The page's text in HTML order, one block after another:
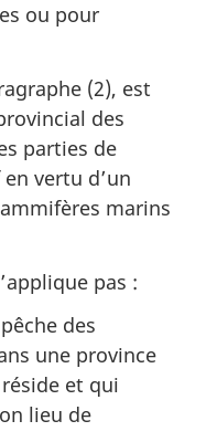
ou pour
(2), est
des
parties de
vertu d’un
marins
pas :
des
une province
et qui
lieu de